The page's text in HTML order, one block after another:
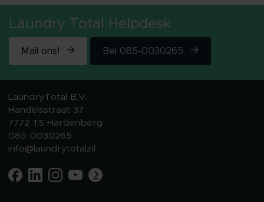
Laundry Total Helpdesk
Mail ons! Bel 085-0030265
LaundryTotal B.V.
Handelsstraat 37
7772 TS Hardenberg
085-0030265
info@laundrytotal.nl